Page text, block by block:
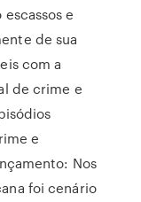
e
de sua
com a
de crime e
e
Nos
foi cenário